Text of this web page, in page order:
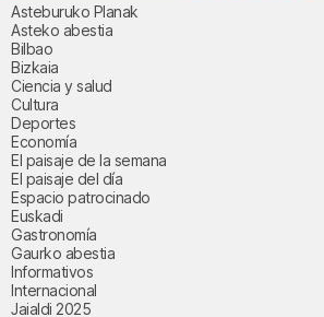
Asteburuko Planak
Asteko abestia
Bilbao
Bizkaia
Ciencia y salud
Cultura
Deportes
Economía
El paisaje de la semana
El paisaje del día
Espacio patrocinado
Euskadi
Gastronomía
Gaurko abestia
Informativos
Internacional
Jaialdi 2025